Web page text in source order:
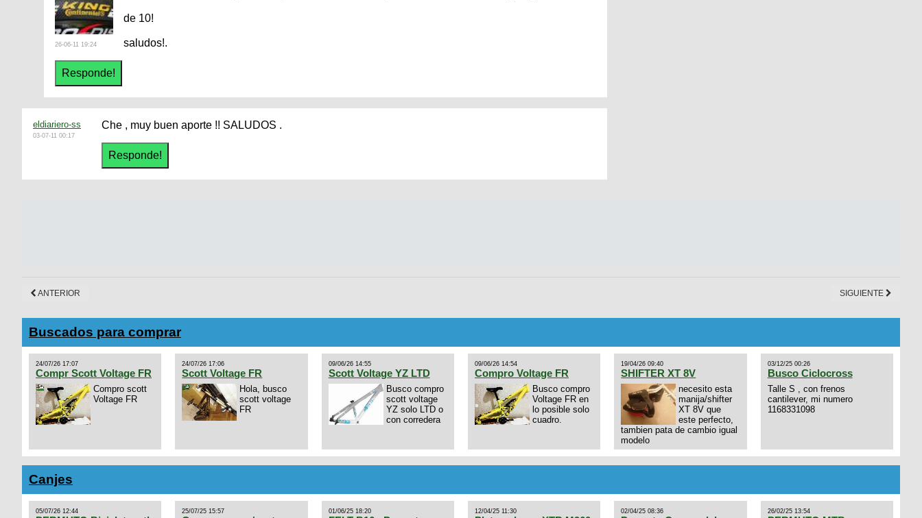
26-06-11 19:24
de 10!
saludos!.
eldiariero-ss
03-07-11 00:17
Che , muy buen aporte !! SALUDOS .
ANTERIOR SIGUIENTE
Buscados para comprar
24/07/26 17:07
Compr Scott Voltage FR
Compro scott
Voltage FR
24/07/26 17:06
Scott Voltage FR
Hola, busco
scott voltage
FR
09/06/26 14:55
Scott Voltage YZ LTD
Busco compro
scott voltage
YZ solo LTD o
con corredera
09/06/26 14:54
Compro Voltage FR
Busco compro
Voltage FR en
lo posible solo
cuadro.
19/04/26 09:40
SHIFTER XT 8V
necesito esta
manija/shifter
XT 8V que
este perfecto,
tambien pata de cambio igual
modelo
03/12/25 00:26
Busco Ciclocross
Talle S , con frenos
cantilever, mi numero
1168331098
Canjes
05/07/26 12:44 25/07/25 15:57 01/06/25 18:20 12/04/25 11:30 02/04/25 08:36 26/02/25 13:54